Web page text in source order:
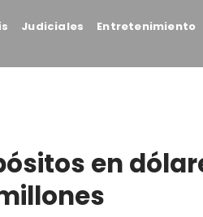
Judiciales Entretenimiento
en